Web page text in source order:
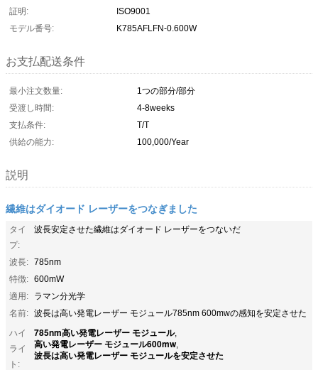
証明:
ISO9001
モデル番号:
K785AFLFN-0.600W
お支払配送条件
最小注文数量:
1つの部分/部分
受渡し時間:
4-8weeks
支払条件:
T/T
供給の能力:
100,000/Year
説明
繊維はダイオード レーザーをつなぎました
タイ
プ:
波長安定させた繊維はダイオード レーザーをつないだ
波長: 785nm
特徴: 600mW
適用:
ラマン分光学
名前: 波長は高い発電レーザー モジュール785nm 600mwの感知を安定させた
ハイ
ライ
ト:
785nm高い発電レーザー モジュール,
高い発電レーザー モジュール600mw,
波長は高い発電レーザー モジュールを安定させた